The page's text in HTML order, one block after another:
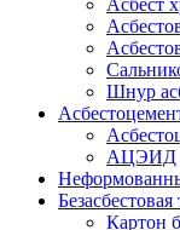
Асбест
Шнур
АЦЭИД
Картон